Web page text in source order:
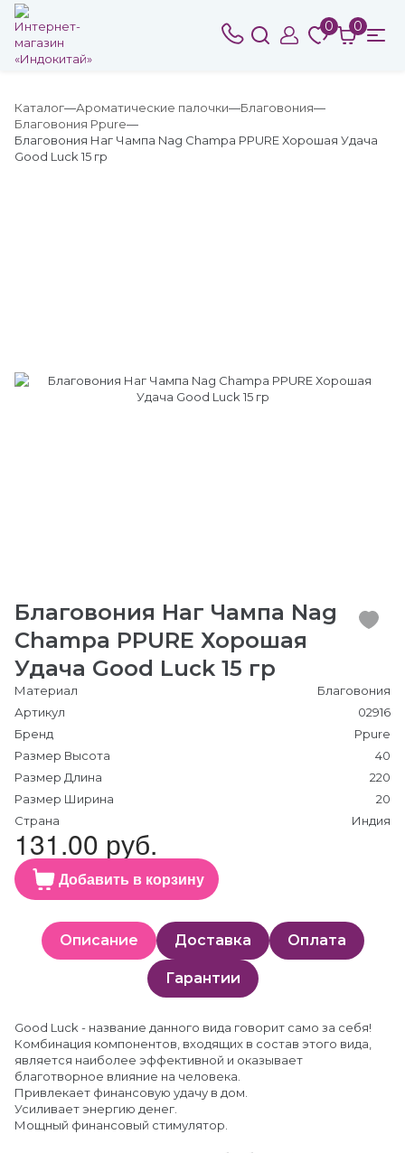
0 0
Каталог Ароматические палочки
Благовония
Благовония Ppure
Благовония Наг Чампа Nag Champa PPURE Хорошая Удача
Good Luck 15 гр
Благовония Наг Чампа Nag
Champa PPURE Хорошая
Удача Good Luck 15 гр
Материал
Благовония
Артикул
02916
Бренд
Ppure
Размер Высота
40
Размер Длина
220
Размер Ширина
20
Страна
Индия
131.00 руб.
Добавить в корзину
Описание Доставка Оплата
Гарантии
Good Luck - название данного вида говорит само за себя!
Комбинация компонентов, входящих в состав этого вида,
является наиболее эффективной и оказывает
благотворное влияние на человека.
Привлекает финансовую удачу в дом.
Усиливает энергию денег.
Мощный финансовый стимулятор.